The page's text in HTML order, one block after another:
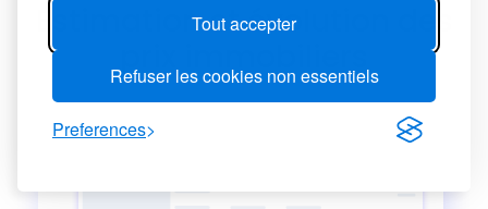
Tout accepter
Refuser les cookies non essentiels
Preferences
Estimation et évolution des